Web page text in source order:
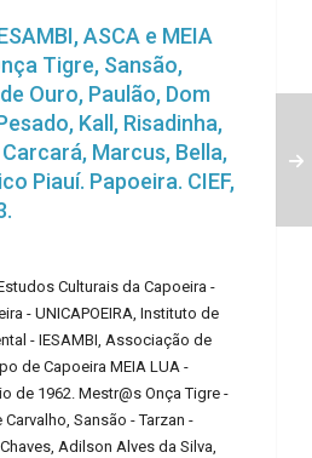
ASCA e MEIA
Tigre, Sansão,
Ouro, Paulão, Dom
Kall, Risadinha,
Marcus, Bella,
Piauí. Papoeira. CIEF,
Culturais da Capoeira -
- UNICAPOEIRA, Instituto de
- IESAMBI, Associação de
de Capoeira MEIA LUA -
de 1962. Mestr@s Onça Tigre -
Sansão - Tarzan -
Adilson Alves da Silva,